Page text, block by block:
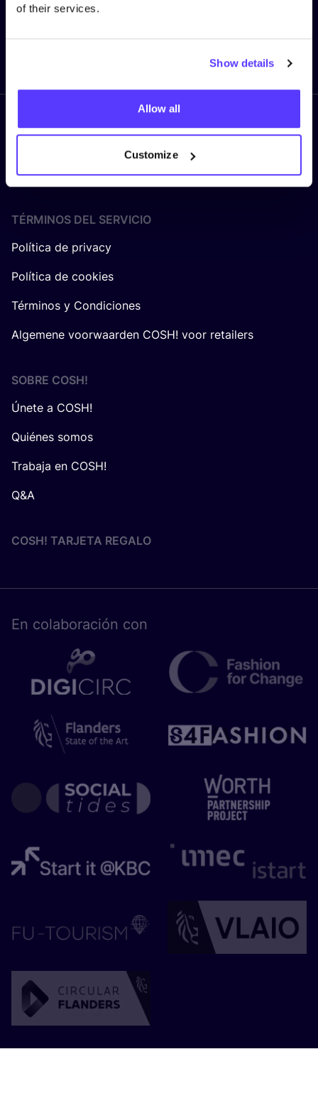
of their services.
Show details
Allow all
Customize
Síguenos
TÉRMINOS DEL SERVICIO
Política de privacy
Política de cookies
Términos y Condiciones
Algemene voorwaarden COSH! voor retailers
SOBRE COSH!
Únete a COSH!
Quiénes somos
Trabaja en COSH!
Q&A
COSH! TARJETA REGALO
En cola­bo­ra­ción con